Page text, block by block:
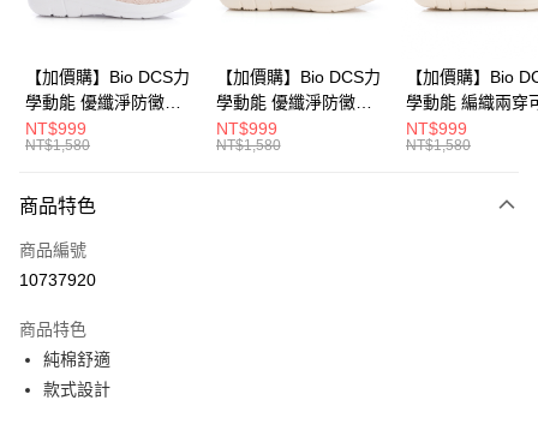
Google Pay
全盈+PAY
ATM付款
宅配
每筆NT$80，滿NT$990(含以上)免運費
付款後門市自取
每筆NT$80，滿NT$699(含以上)免運費
【加價購】Bio DCS力
學動能 優纖淨防黴抑
菌 休閒鞋(女
231624551)
NT$999
NT$1,580
【加價購】Bio DCS力
學動能 優纖淨防黴抑
菌 休閒鞋(女
231624541)
NT$999
NT$1,580
【加價購】Bio
學動能 編織兩穿
式後跟 輕便鞋 運
(女231624441)
NT$999
NT$1,580
商品特色
商品編號
10737920
商品特色
純棉舒適
款式設計